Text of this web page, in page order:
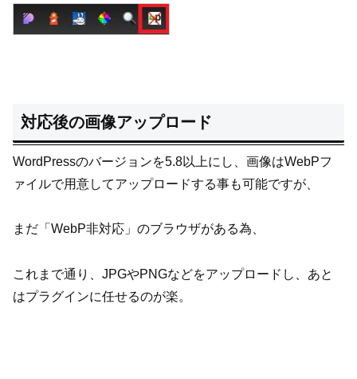
対応後の画像アップロード
WordPressのバージョンを5.8以上にし、画像はWebPフ
ァイルで用意してアップロードする事も可能ですが、
まだ「WebP非対応」のブラウザがある為、
これまで通り、JPGやPNGなどをアップロードし、あと
はプラグインに任せるのが楽。